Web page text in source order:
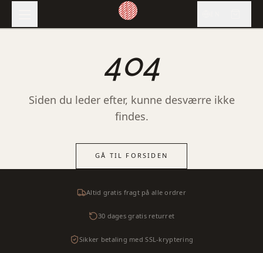
404
Siden du leder efter, kunne desværre ikke
findes.
GÅ TIL FORSIDEN
Altid gratis fragt på alle ordrer
30 dages gratis returret
Sikker betaling med SSL-kryptering